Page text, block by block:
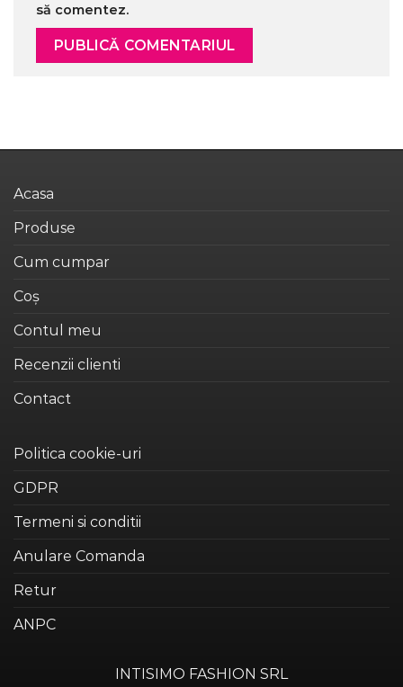
să comentez.
Acasa
Produse
Cum cumpar
Coș
Contul meu
Recenzii clienti
Contact
Politica cookie-uri
GDPR
Termeni si conditii
Anulare Comanda
Retur
ANPC
INTISIMO FASHION SRL